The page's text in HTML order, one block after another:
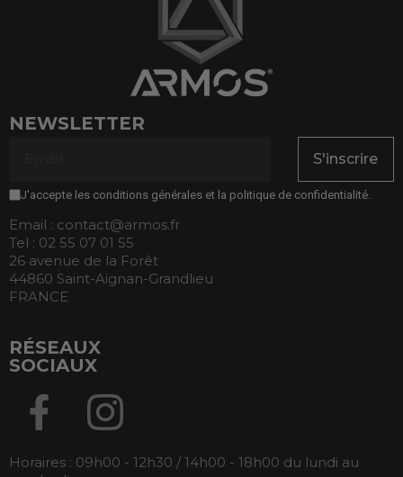
NEWSLETTER
S'inscrire
J'accepte les conditions générales et la politique de confidentialité.
Email : contact@armos.fr
Tel : 02 55 07 01 55
26 avenue de la Forêt
44860 Saint-Aignan-Grandlieu
FRANCE
RÉSEAUX
SOCIAUX
Horaires : 09h00 - 12h30 / 14h00 - 18h00 du lundi au